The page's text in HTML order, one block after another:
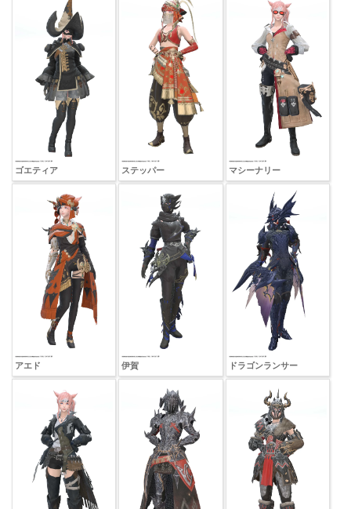
ゴエティア ステッパー マシーナリー
アエド 伊賀 ドラゴンランサー